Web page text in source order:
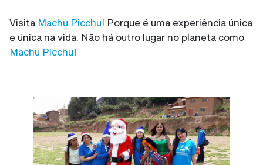
Visita Machu Picchu! Porque é uma experiência única
e única na vida. Não há outro lugar no planeta como
Machu Picchu!